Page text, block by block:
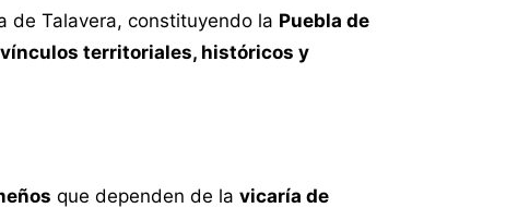
de Talavera, constituyendo la Puebla de
territoriales, históricos y
que dependen de la vicaría de